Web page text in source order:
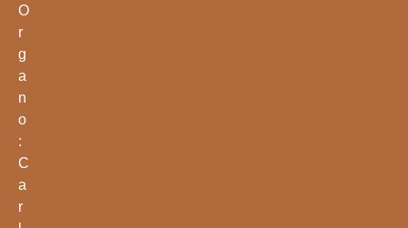
O
r
g
a
n
o
:
C
a
r